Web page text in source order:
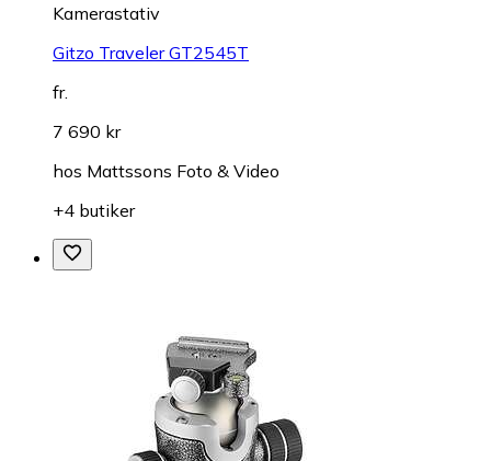
Kamerastativ
Gitzo Traveler GT2545T
fr.
7 690 kr
hos Mattssons Foto & Video
+4 butiker